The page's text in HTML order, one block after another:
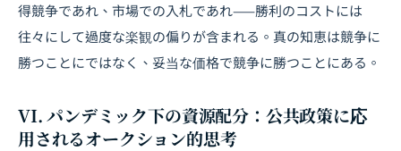
得競争であれ、市場での入札であれ——勝利のコストには
往々にして過度な楽観の偏りが含まれる。真の知恵は競争に
勝つことにではなく、妥当な価格で競争に勝つことにある。
VI. パンデミック下の資源配分：公共政策に応
用されるオークション的思考